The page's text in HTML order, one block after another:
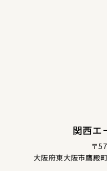
関西エ
〒
大阪府東大阪市鷹殿